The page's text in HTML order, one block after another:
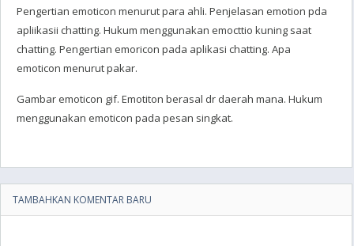
Pengertian emoticon menurut para ahli. Penjelasan emotion pda
apliikasii chatting. Hukum menggunakan emocttio kuning saat
chatting. Pengertian emoricon pada aplikasi chatting. Apa
emoticon menurut pakar.
Gambar emoticon gif. Emotiton berasal dr daerah mana. Hukum
menggunakan emoticon pada pesan singkat.
TAMBAHKAN KOMENTAR BARU